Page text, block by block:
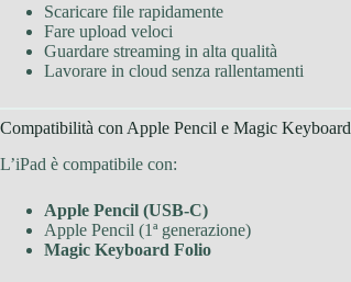
Scaricare file rapidamente
Fare upload veloci
Guardare streaming in alta qualità
Lavorare in cloud senza rallentamenti
Compatibilità con Apple Pencil e Magic Keyboard
L’iPad è compatibile con:
Apple Pencil (USB-C)
Apple Pencil (1ª generazione)
Magic Keyboard Folio